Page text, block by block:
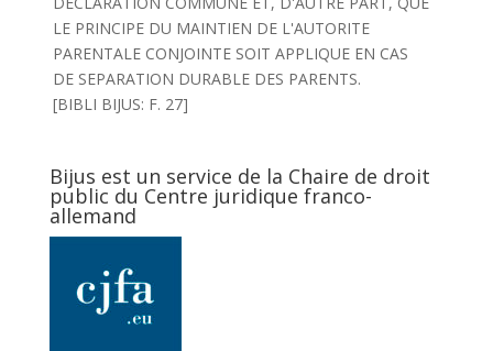
LE PRINCIPE DU MAINTIEN DE L'AUTORITE
PARENTALE CONJOINTE SOIT APPLIQUE EN CAS
DE SEPARATION DURABLE DES PARENTS.
[BIBLI BIJUS: F. 27]
Bijus est un service de la Chaire de droit
public du Centre juridique franco-
allemand